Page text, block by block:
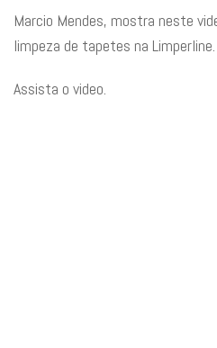
Marcio Mendes, mostra neste
limpeza de tapetes na Limperline.
Assista o video.